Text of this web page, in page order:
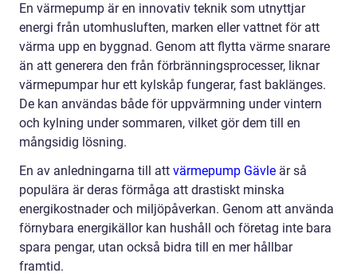
En värmepump är en innovativ teknik som utnyttjar
energi från utomhusluften, marken eller vattnet för att
värma upp en byggnad. Genom att flytta värme snarare
än att generera den från förbränningsprocesser, liknar
värmepumpar hur ett kylskåp fungerar, fast baklänges.
De kan användas både för uppvärmning under vintern
och kylning under sommaren, vilket gör dem till en
mångsidig lösning.
En av anledningarna till att värmepump Gävle är så
populära är deras förmåga att drastiskt minska
energikostnader och miljöpåverkan. Genom att använda
förnybara energikällor kan hushåll och företag inte bara
spara pengar, utan också bidra till en mer hållbar
framtid.